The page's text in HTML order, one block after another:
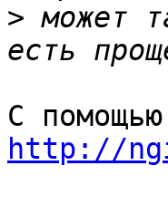
> может
http://